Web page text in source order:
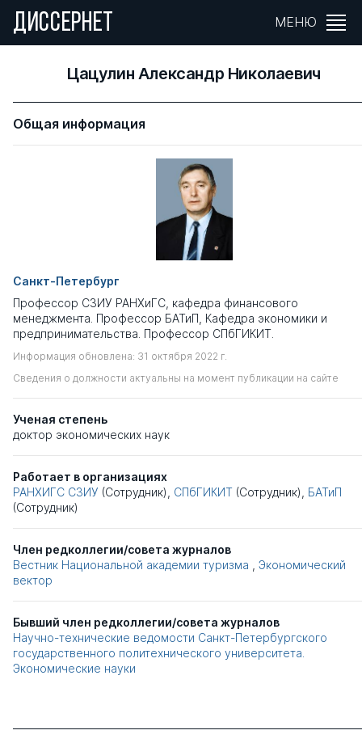
ДИССЕРНЕТ МЕНЮ
Цацулин Александр Николаевич
Общая информация
Санкт-Петербург
Профессор СЗИУ РАНХиГС, кафедра финансового
менеджмента. Профессор БАТиП, Кафедра экономики и
предпринимательства. Профессор СПбГИКИТ.
Информация обновлена: 31 октября 2022 г.
Сведения о должности актуальны на момент публикации на сайте
Ученая степень
доктор экономических наук
Работает в организациях
РАНХИГС СЗИУ (Сотрудник), СПбГИКИТ (Сотрудник), БАТиП
(Сотрудник)
Член редколлегии/совета журналов
Вестник Национальной академии туризма
Экономический
вектор
Бывший член редколлегии/совета журналов
Научно-технические ведомости Санкт-Петербургского
государственного политехнического университета.
Экономические науки